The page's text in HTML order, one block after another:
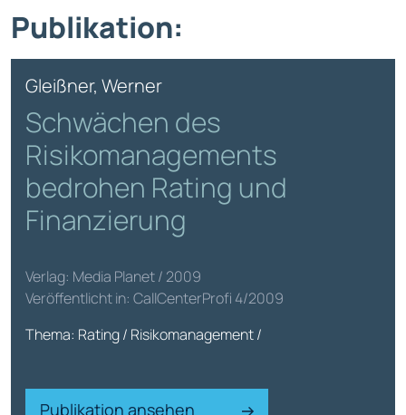
Publikation:
Gleißner, Werner
Schwächen des
Risikomanagements
bedrohen Rating und
Finanzierung
Verlag: Media Planet / 2009
Veröffentlicht in: CallCenterProfi 4/2009
Thema: Rating / Risikomanagement /
Publikation ansehen